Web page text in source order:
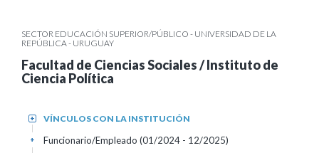
SECTOR EDUCACIÓN SUPERIOR/PÚBLICO - UNIVERSIDAD DE LA
REPÚBLICA - URUGUAY
Facultad de Ciencias Sociales / Instituto de
Ciencia Política
VÍNCULOS CON LA INSTITUCIÓN
+
Funcionario/Empleado (01/2024 - 12/2025)
+